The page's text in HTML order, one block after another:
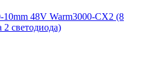
48V Warm3000-CX2 (8
светодиода)